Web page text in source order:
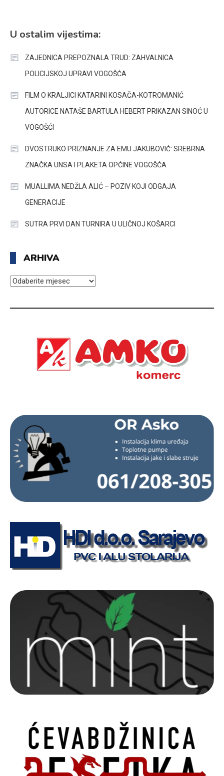
U ostalim vijestima:
ZAJEDNICA PREPOZNALA TRUD: ZAHVALNICA
POLICIJSKOJ UPRAVI VOGOŠĆA
FILM O KRALJICI KATARINI KOSAČA-KOTROMANIĆ
AUTORICE NATAŠE BARTULA HEBERT PRIKAZAN SINOĆ U
VOGOŠĆI
DVOSTRUKO PRIZNANJE ZA EMU JAKUBOVIĆ: SREBRNA
ZNAČKA UNSA I PLAKETA OPĆINE VOGOŠĆA
MUALLIMA NEDŽLA ALIĆ – POZIV KOJI ODGAJA
GENERACIJE
SUTRA PRVI DAN TURNIRA U ULIČNOJ KOŠARCI
ARHIVA
ARHIVA